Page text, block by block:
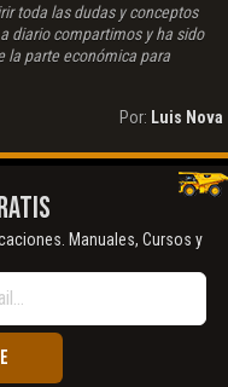
toda las dudas y conceptos
diario compartimos y ha sido
la parte económica para
Por: Luis Nova
Manuales, Cursos y